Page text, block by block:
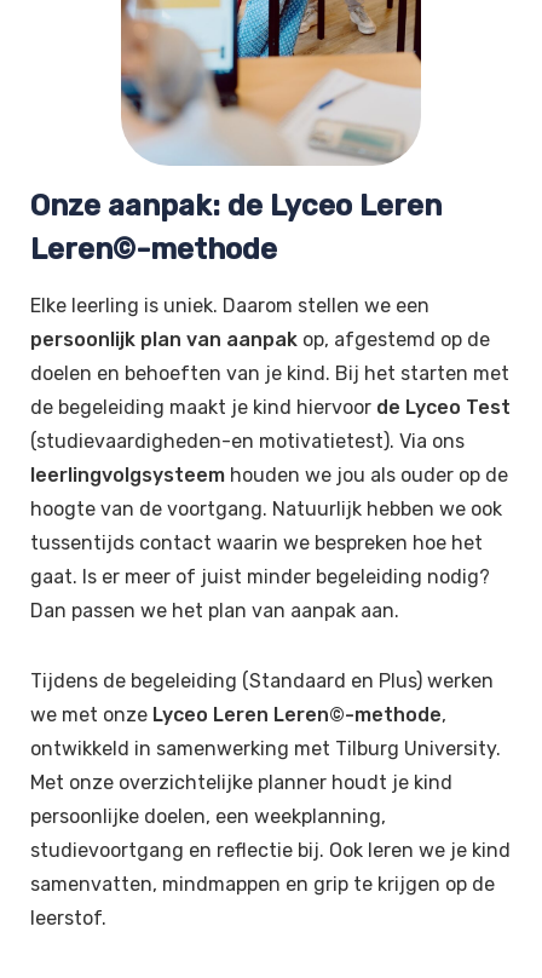
Onze aanpak: de Lyceo Leren
Leren©-methode
Elke leerling is uniek. Daarom stellen we een
persoonlijk plan van aanpak op, afgestemd op de
doelen en behoeften van je kind. Bij het starten met
de begeleiding maakt je kind hiervoor de Lyceo Test
(studievaardigheden-en motivatietest). Via ons
leerlingvolgsysteem houden we jou als ouder op de
hoogte van de voortgang. Natuurlijk hebben we ook
tussentijds contact waarin we bespreken hoe het
gaat. Is er meer of juist minder begeleiding nodig?
Dan passen we het plan van aanpak aan.
Tijdens de begeleiding (Standaard en Plus) werken
we met onze Lyceo Leren Leren©-methode,
ontwikkeld in samenwerking met Tilburg University.
Met onze overzichtelijke planner houdt je kind
persoonlijke doelen, een weekplanning,
studievoortgang en reflectie bij. Ook leren we je kind
samenvatten, mindmappen en grip te krijgen op de
leerstof.